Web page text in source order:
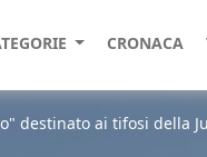
CRONACA
destinato ai tifosi della